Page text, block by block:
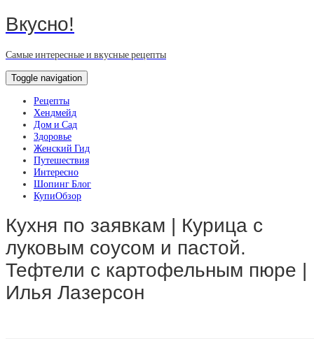
Вкусно!
Самые интересные и вкусные рецепты
Toggle navigation
Рецепты
Хендмейд
Дом и Сад
Здоровье
Женский Гид
Путешествия
Интересно
Шопинг Блог
КупиОбзор
Кухня по заявкам | Курица с
луковым соусом и пастой.
Тефтели с картофельным пюре |
Илья Лазерсон